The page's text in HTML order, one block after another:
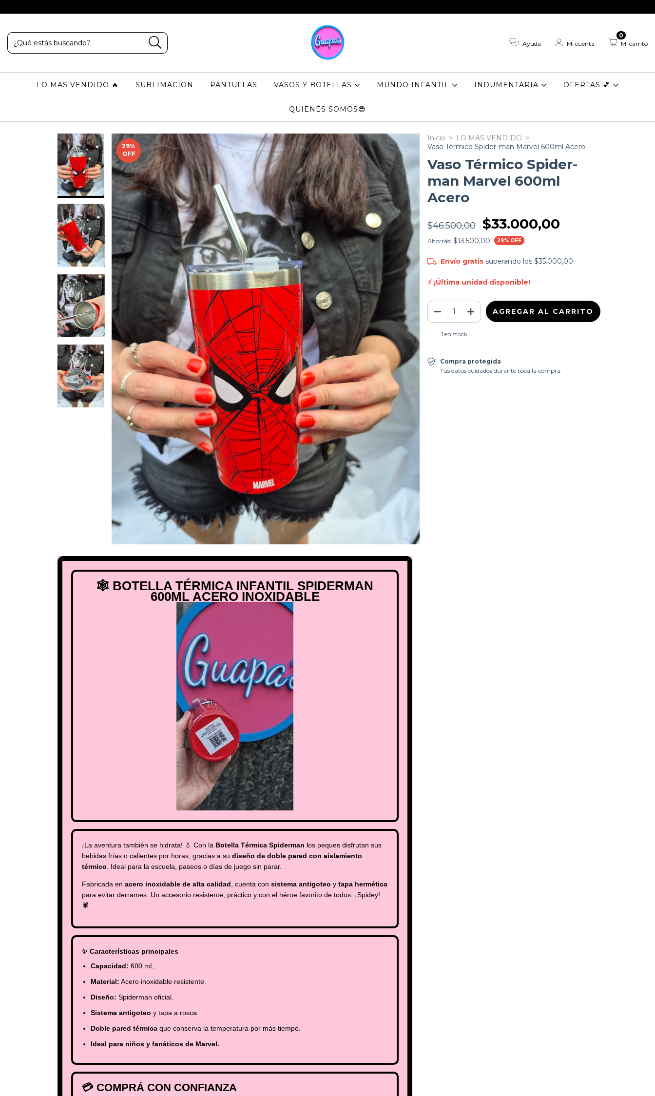
Ayuda Mi cuenta Mi carrito
0
LO MAS VENDIDO 🔥 SUBLIMACION PANTUFLAS VASOS Y BOTELLAS MUNDO INFANTIL INDUMENTARIA OFERTAS 💕
QUIENES SOMOS😎
29%
OFF
🕸️ BOTELLA TÉRMICA INFANTIL SPIDERMAN
600ML ACERO INOXIDABLE
¡La aventura también se hidrata! 💧 Con la Botella Térmica Spiderman los peques disfrutan sus
bebidas frías o calientes por horas, gracias a su diseño de doble pared con aislamiento
térmico . Ideal para la escuela, paseos o días de juego sin parar.
Fabricada en acero inoxidable de alta calidad , cuenta con sistema antigoteo y tapa hermética
para evitar derrames. Un accesorio resistente, práctico y con el héroe favorito de todos: ¡Spidey!
🕷️
✨ Características principales
Capacidad: 600 mL.
Material: Acero inoxidable resistente.
Diseño: Spiderman oficial.
Sistema antigoteo y tapa a rosca.
Doble pared térmica que conserva la temperatura por más tiempo.
Ideal para niños y fanáticos de Marvel.
💳 COMPRÁ CON CONFIANZA
Inicio > LO MAS VENDIDO >
Vaso Térmico Spider-man Marvel 600ml Acero
Vaso Térmico Spider-
man Marvel 600ml
Acero
$46.500,00 $33.000,00
Ahorrás: $13.500,00 29% OFF
Envío gratis superando los $35.000,00
⚡ ¡Última unidad disponible!
1 en stock
Compra protegida
Tus datos cuidados durante toda la compra.